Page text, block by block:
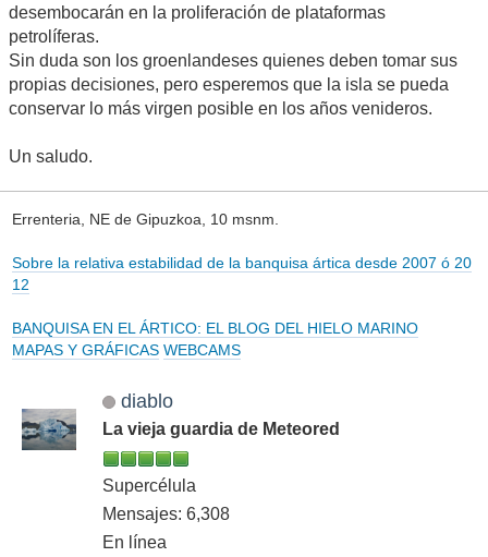
desembocarán en la proliferación de plataformas
petrolíferas.
Sin duda son los groenlandeses quienes deben tomar sus
propias decisiones, pero esperemos que la isla se pueda
conservar lo más virgen posible en los años venideros.
Un saludo.
Errenteria, NE de Gipuzkoa, 10 msnm.
Sobre la relativa estabilidad de la banquisa ártica desde 2007 ó 20
12
BANQUISA EN EL ÁRTICO: EL BLOG DEL HIELO MARINO
MAPAS Y GRÁFICAS WEBCAMS
diablo
La vieja guardia de Meteored
Supercélula
Mensajes: 6,308
En línea